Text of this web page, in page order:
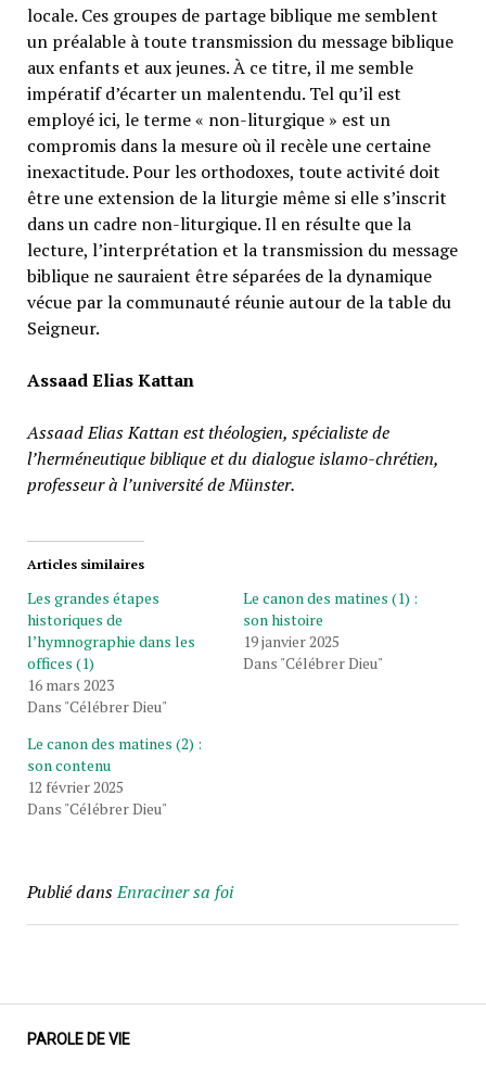
locale. Ces groupes de partage biblique me semblent
un préalable à toute transmission du message biblique
aux enfants et aux jeunes. À ce titre, il me semble
impératif d’écarter un malentendu. Tel qu’il est
employé ici, le terme « non-liturgique » est un
compromis dans la mesure où il recèle une certaine
inexactitude. Pour les orthodoxes, toute activité doit
être une extension de la liturgie même si elle s’inscrit
dans un cadre non-liturgique. Il en résulte que la
lecture, l’interprétation et la transmission du message
biblique ne sauraient être séparées de la dynamique
vécue par la communauté réunie autour de la table du
Seigneur.
Assaad Elias Kattan
Assaad Elias Kattan est théologien, spécialiste de
l’herméneutique biblique et du dialogue islamo-chrétien,
professeur à l’université de Münster.
Articles similaires
Les grandes étapes
historiques de
l’hymnographie dans les
offices (1)
16 mars 2023
Dans "Célébrer Dieu"
Le canon des matines (1) :
son histoire
19 janvier 2025
Dans "Célébrer Dieu"
Le canon des matines (2) :
son contenu
12 février 2025
Dans "Célébrer Dieu"
Publié dansEnraciner sa foi
PAROLE DE VIE